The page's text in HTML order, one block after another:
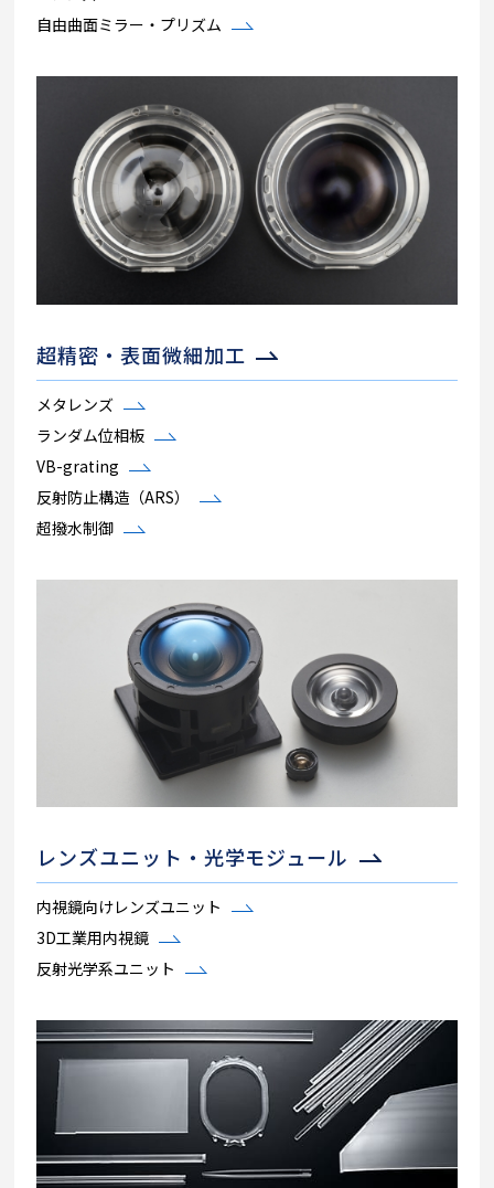
自由曲面ミラー・プリズム
超精密・表面微細加工
メタレンズ
ランダム位相板
VB-grating
反射防止構造（ARS）
超撥水制御
レンズユニット・光学モジュール
内視鏡向けレンズユニット
3D工業用内視鏡
反射光学系ユニット